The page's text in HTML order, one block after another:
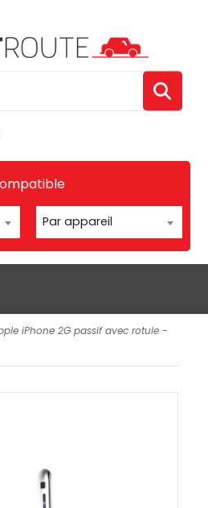
Par appareil
iPhone 2G passif avec rotule -